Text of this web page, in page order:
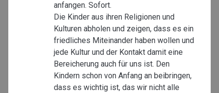
anfangen. Sofort.
Die Kinder aus ihren Religionen und
Kulturen abholen und zeigen, dass es ein
friedliches Miteinander haben wollen und
jede Kultur und der Kontakt damit eine
Bereicherung auch für uns ist. Den
Kindern schon von Anfang an beibringen,
dass es wichtig ist, das wir nicht alle